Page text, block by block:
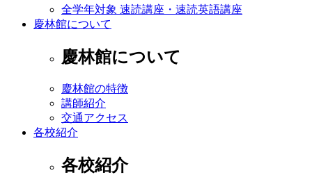
全学年対象 速読講座・速読英語講座
慶林館について
慶林館について
慶林館の特徴
講師紹介
交通アクセス
各校紹介
各校紹介